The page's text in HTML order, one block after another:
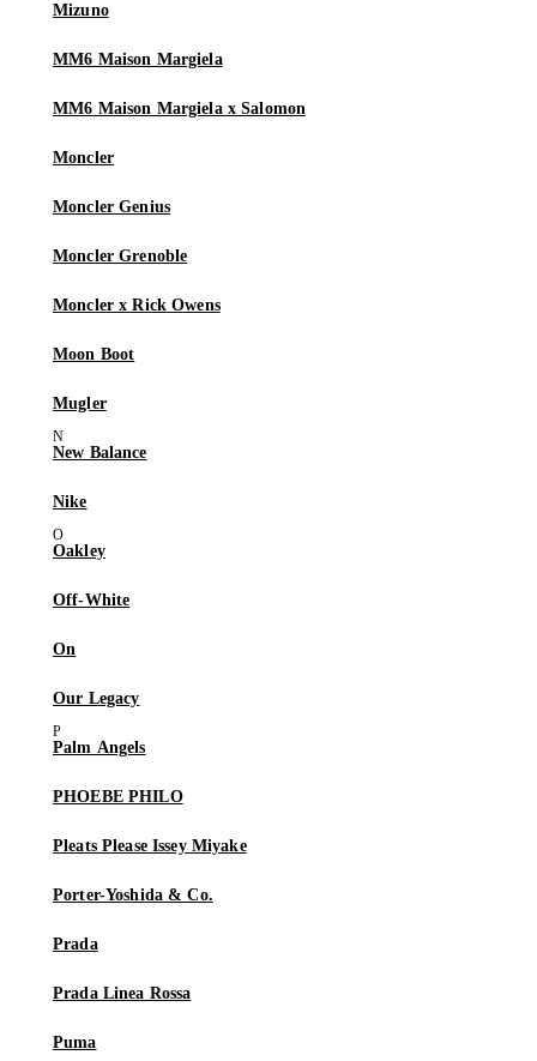
Mizuno
MM6 Maison Margiela
MM6 Maison Margiela x Salomon
Moncler
Moncler Genius
Moncler Grenoble
Moncler x Rick Owens
Moon Boot
Mugler
New Balance
Nike
Oakley
Off-White
On
Our Legacy
Palm Angels
PHOEBE PHILO
Pleats Please Issey Miyake
Porter-Yoshida & Co.
Prada
Prada Linea Rossa
Puma